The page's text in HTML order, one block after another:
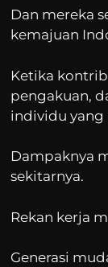
Dan mereka
kemajuan
Ketika
pengakuan,
individu yang
Dampaknya
sekitarnya.
Rekan kerja
Generasi